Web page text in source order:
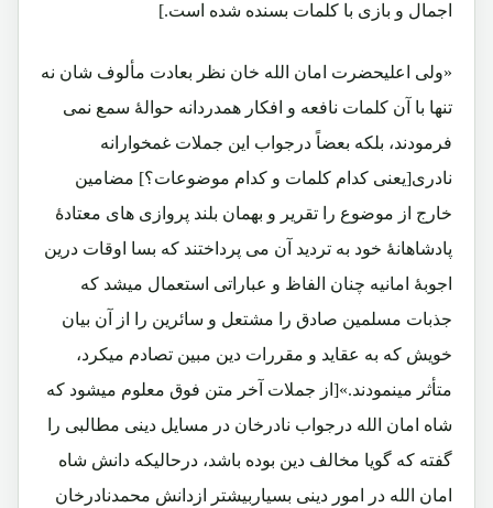
اجمال و بازی با کلمات بسنده شده است.]
«ولی اعلیحضرت امان الله خان نظر بعادت مألوف شان نه
تنها با آن کلمات نافعه و افکار همدردانه حوالۀ سمع نمی
فرمودند، بلکه بعضاً درجواب این جملات غمخوارانه
نادری[یعنی کدام کلمات و کدام موضوعات؟] مضامین
خارج از موضوع را تقریر و بهمان بلند پروازی های معتادۀ
پادشاهانۀ خود به تردید آن می پرداختند که بسا اوقات درین
اجوبۀ امانیه چنان الفاظ و عباراتی استعمال میشد که
جذبات مسلمین صادق را مشتعل و سائرین را از آن بیان
خویش که به عقاید و مقررات دین مبین تصادم میکرد،
متأثر مینمودند.»[از جملات آخر متن فوق معلوم میشود که
شاه امان الله درجواب نادرخان در مسایل دینی مطالبی را
گفته که گویا مخالف دین بوده باشد، درحالیکه دانش شاه
امان الله در امور دینی بسیاربیشتر ازدانش محمدنادرخان